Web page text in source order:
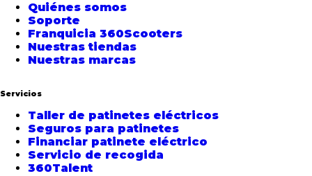
Quiénes somos
Soporte
Franquicia 360Scooters
Nuestras tiendas
Nuestras marcas
Servicios
Taller de patinetes eléctricos
Seguros para patinetes
Financiar patinete eléctrico
Servicio de recogida
360Talent